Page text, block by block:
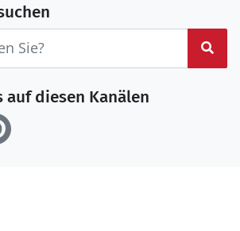
auf diesen Kanälen